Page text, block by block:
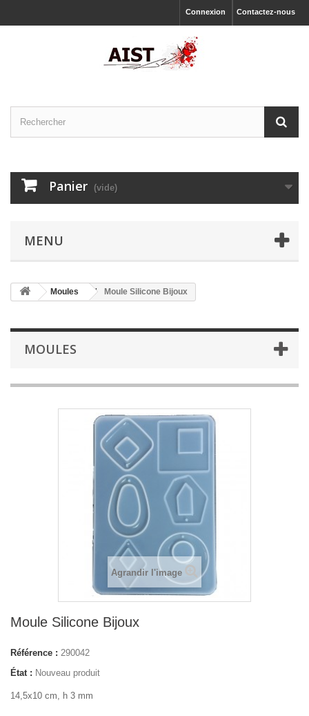
Contactez-nous
Connexion
Panier (vide)
MENU
Moules Moule Silicone Bijoux
MOULES
Agrandir l'image
Moule Silicone Bijoux
Référence : 290042
État : Nouveau produit
14,5x10 cm, h 3 mm